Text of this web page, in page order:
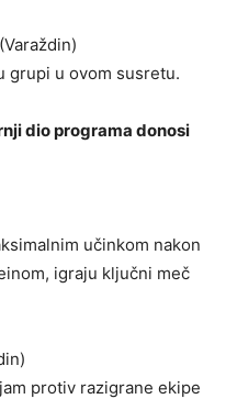
grupi u ovom susretu.
dio programa donosi
učinkom nakon
igraju ključni meč
protiv razigrane ekipe